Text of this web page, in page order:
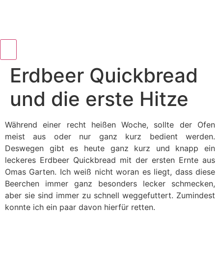
Erdbeer Quickbread
und die erste Hitze
Während einer recht heißen Woche, sollte der Ofen
meist aus oder nur ganz kurz bedient werden.
Deswegen gibt es heute ganz kurz und knapp ein
leckeres Erdbeer Quickbread mit der ersten Ernte aus
Omas Garten. Ich weiß nicht woran es liegt, dass diese
Beerchen immer ganz besonders lecker schmecken,
aber sie sind immer zu schnell weggefuttert. Zumindest
konnte ich ein paar davon hierfür retten.